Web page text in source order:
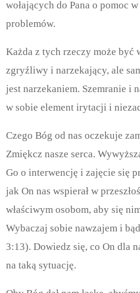
wołających do Pana o pomoc
problemów.
Każda z tych rzeczy może być
zgryźliwy i narzekający, ale
jest narzekaniem. Szemranie i
w sobie element irytacji i
Czego Bóg od nas oczekuje
Zmiękcz nasze serca.
Go o interwencję i zajęcie się
jak On nas wspierał w
właściwym osobom, aby się
Wybaczaj sobie nawzajem i
3:13). Dowiedz się, co On dla
na taką sytuację.